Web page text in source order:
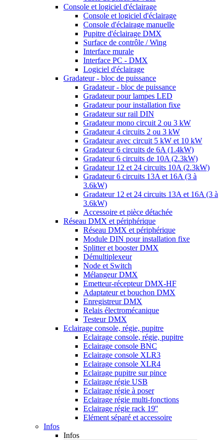
Console et logiciel d'éclairage
Console et logiciel d'éclairage
Console d'éclairage manuelle
Pupitre d'éclairage DMX
Surface de contrôle / Wing
Interface murale
Interface PC - DMX
Logiciel d'éclairage
Gradateur - bloc de puissance
Gradateur - bloc de puissance
Gradateur pour lampes LED
Gradateur pour installation fixe
Gradateur sur rail DIN
Gradateur mono circuit 2 ou 3 kW
Gradateur 4 circuits 2 ou 3 kW
Gradateur avec circuit 5 kW et 10 kW
Gradateur 6 circuits de 6A (1.4kW)
Gradateur 6 circuits de 10A (2.3kW)
Gradateur 12 et 24 circuits 10A (2.3kW)
Gradateur 6 circuits 13A et 16A (3 à
3.6kW)
Gradateur 12 et 24 circuits 13A et 16A (3 à
3.6kW)
Accessoire et pièce détachée
Réseau DMX et périphérique
Réseau DMX et périphérique
Module DIN pour installation fixe
Splitter et booster DMX
Démultiplexeur
Node et Switch
Mélangeur DMX
Emetteur-récepteur DMX-HF
Adaptateur et bouchon DMX
Enregistreur DMX
Relais électromécanique
Testeur DMX
Eclairage console, régie, pupitre
Eclairage console, régie, pupitre
Eclairage console BNC
Eclairage console XLR3
Eclairage console XLR4
Eclairage pupitre sur pince
Eclairage régie USB
Eclairage régie à poser
Eclairage régie multi-fonctions
Eclairage régie rack 19''
Elément séparé et accessoire
Infos
Infos